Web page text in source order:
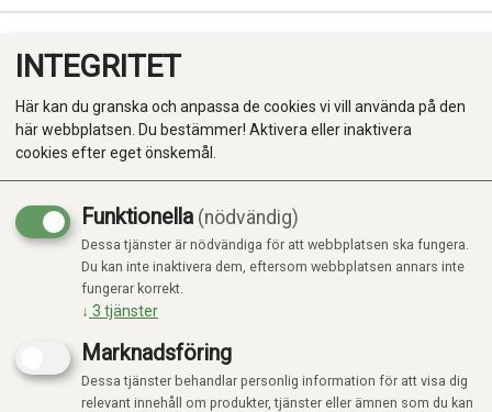
Produkter
Kategorier
Kampanj
INTEGRITET
Här kan du granska och anpassa de cookies vi vill använda på den
här webbplatsen. Du bestämmer! Aktivera eller inaktivera
cookies efter eget önskemål.
Funktionella (nödvändig)
Dessa tjänster är nödvändiga för att webbplatsen ska fungera.
Du kan inte inaktivera dem, eftersom webbplatsen annars inte
fungerar korrekt.
↓ 3 tjänster
Marknadsföring
Dessa tjänster behandlar personlig information för att visa dig
relevant innehåll om produkter, tjänster eller ämnen som du kan